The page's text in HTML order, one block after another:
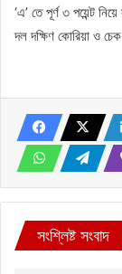
‘এ’ তে পূর্ণ ৩ পয়েন্ট
দল দক্ষিণ কোরিয়া ও
সংশ্লিষ্ট সংবাদ